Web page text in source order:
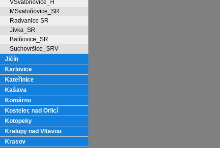
VSvatoňovice_H
MSvatoňovice_SR
Radvanice SR
Jívka_SR
Batňovice_SR
Suchovršice_SRV
Jičín
Karlovice
Kateřinice
Kašava
Komárno
Kostelec nad Orlicí
Kotopeky
Kralupy nad Vltavou
Krasov